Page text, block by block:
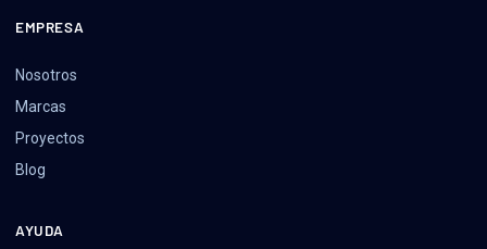
EMPRESA
Nosotros
Marcas
Proyectos
Blog
AYUDA